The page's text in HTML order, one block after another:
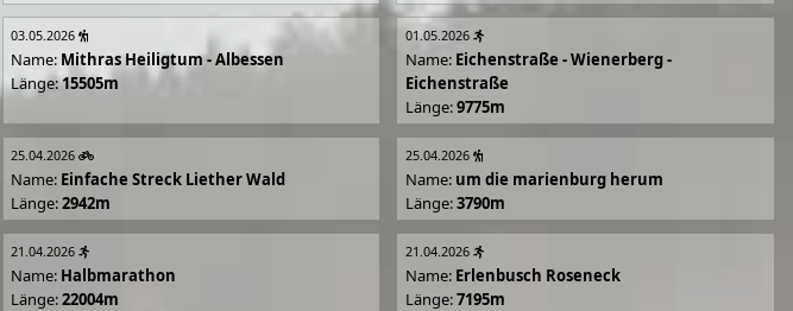
03.05.2026
Name: Mithras Heiligtum - Albessen
Länge:15505m
01.05.2026
Name: Eichenstraße - Wienerberg -
Eichenstraße
Länge:9775m
25.04.2026
Name: Einfache Streck Liether Wald
Länge:2942m
25.04.2026
Name: um die marienburg herum
Länge:3790m
21.04.2026
Name: Halbmarathon
Länge:22004m
21.04.2026
Name: Erlenbusch Roseneck
Länge:7195m